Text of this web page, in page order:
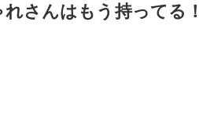
さんはもう持ってる！